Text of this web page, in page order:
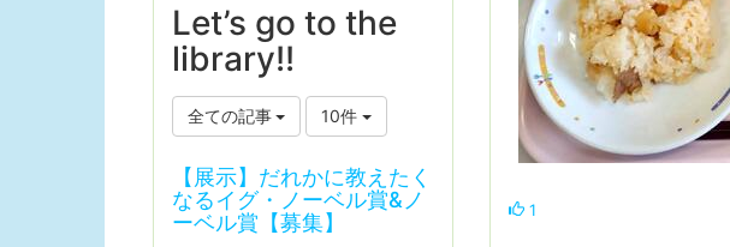
1
Let’s go to the
library!!
全ての記事 10件
【展示】だれかに教えたく
なるイグ・ノーベル賞&ノ
ーベル賞【募集】